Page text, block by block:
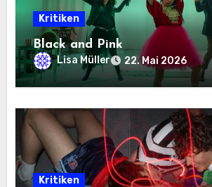
Kritiken
Black and Pink
Lisa Müller 22. Mai 2026
Kritiken